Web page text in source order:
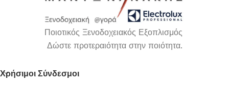
Ποιοτικός Ξενοδοχειακός Εξοπλισμός
Δώστε προτεραιότητα στην ποιότητα.
Χρήσιμοι Σύνδεσμοι